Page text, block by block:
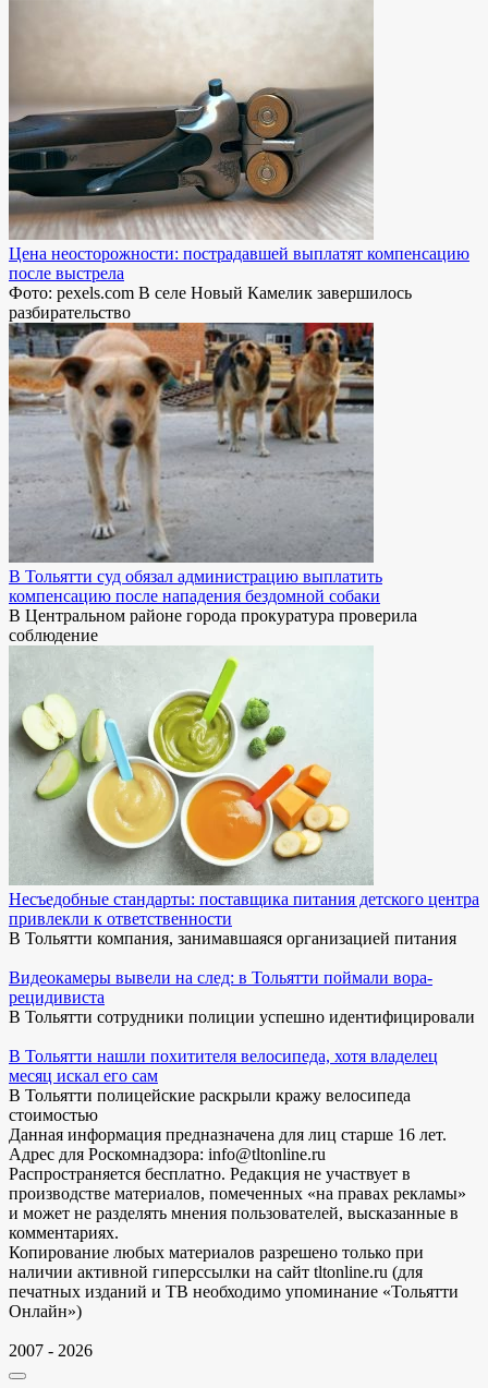
Цена неосторожности: пострадавшей выплатят компенсацию
после выстрела
Фото: pexels.com В селе Новый Камелик завершилось
разбирательство
В Тольятти суд обязал администрацию выплатить
компенсацию после нападения бездомной собаки
В Центральном районе города прокуратура проверила
соблюдение
Несъедобные стандарты: поставщика питания детского центра
привлекли к ответственности
В Тольятти компания, занимавшаяся организацией питания
Видеокамеры вывели на след: в Тольятти поймали вора-
рецидивиста
В Тольятти сотрудники полиции успешно идентифицировали
В Тольятти нашли похитителя велосипеда, хотя владелец
месяц искал его сам
В Тольятти полицейские раскрыли кражу велосипеда
стоимостью
Данная информация предназначена для лиц старше 16 лет.
Адрес для Роскомнадзора: info@tltonline.ru
Распространяется бесплатно. Редакция не участвует в
производстве материалов, помеченных «на правах рекламы»
и может не разделять мнения пользователей, высказанные в
комментариях.
Копирование любых материалов разрешено только при
наличии активной гиперссылки на сайт tltonline.ru (для
печатных изданий и ТВ необходимо упоминание «Тольятти
Онлайн»)
2007 - 2026